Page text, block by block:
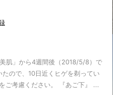
肌」から4週間後（2018/5/8）で
ので、10日近くヒゲを剃ってい
ご考慮ください。 『あご下』 ...